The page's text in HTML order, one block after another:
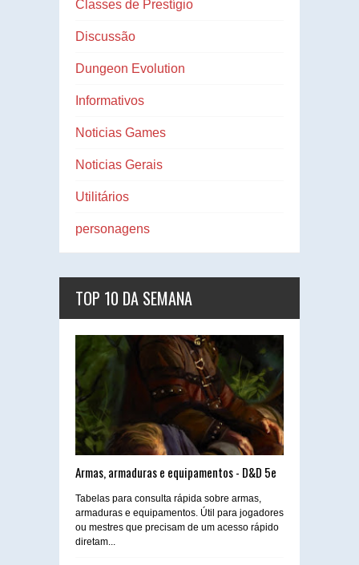
Classes de Prestígio
Discussão
Dungeon Evolution
Informativos
Noticias Games
Noticias Gerais
Utilitários
personagens
TOP 10 DA SEMANA
Armas, armaduras e equipamentos - D&D 5e
Tabelas para consulta rápida sobre armas,
armaduras e equipamentos. Útil para jogadores
ou mestres que precisam de um acesso rápido
diretam...